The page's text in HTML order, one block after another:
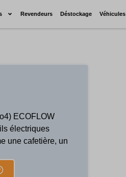
Revendeurs Déstockage Véhicules
ECOFLOW
électriques
une cafetière, un